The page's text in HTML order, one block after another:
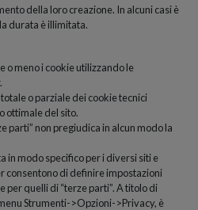
della loro creazione. In alcuni casi è
durata è illimitata.
o meno i cookie utilizzando le
o parziale dei cookie tecnici
ottimale del sito.
parti” non pregiudica in alcun modo la
in modo specifico per i diversi siti e
consentono di definire impostazioni
per quelli di “terze parti”. A titolo di
Strumenti->Opzioni->Privacy, è